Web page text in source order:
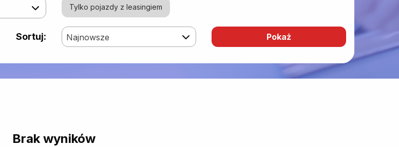
Tylko pojazdy z leasingiem
Sortuj: Najnowsze
Brak wyników